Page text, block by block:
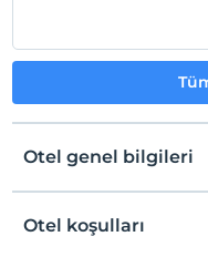
Otel genel bilgileri
Otel koşulları